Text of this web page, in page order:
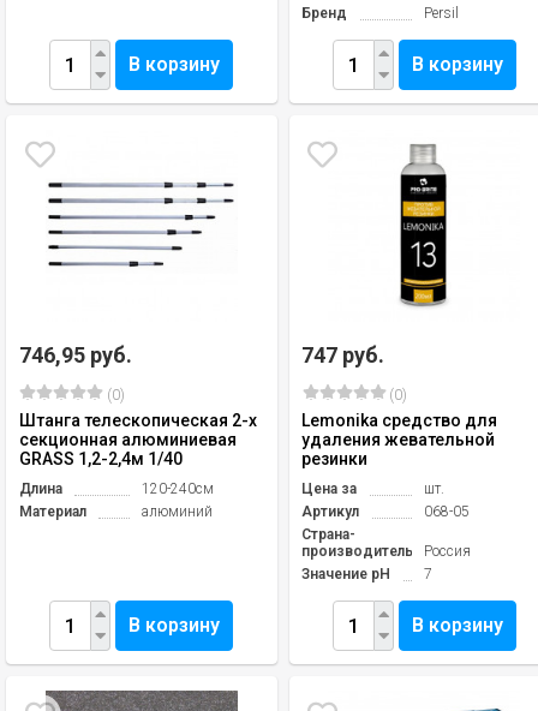
В корзину
Бренд
Persil
В корзину
746,95 руб.
(0)
Штанга телескопическая 2-х
секционная алюминиевая
GRASS 1,2-2,4м 1/40
Длина
120-240см
Материал
алюминий
В корзину
747 руб.
(0)
Lemonika средство для
удаления жевательной
резинки
Цена за
шт.
Артикул
068-05
Страна-
производитель
Россия
Значение pH
7
В корзину